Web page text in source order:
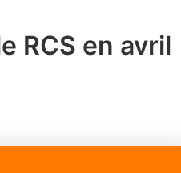
RCS en avril